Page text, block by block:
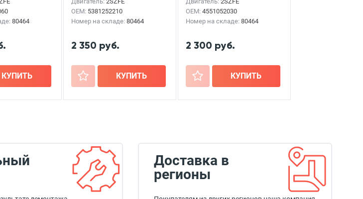
80464
КУПИТЬ
OEM: 5381252210
Номер на складе: 80464
2 350 руб.
+ КУПИТЬ
OEM: 4551052030
Номер на складе: 80464
2 300 руб.
+ КУПИТЬ
Доставка в
регионы